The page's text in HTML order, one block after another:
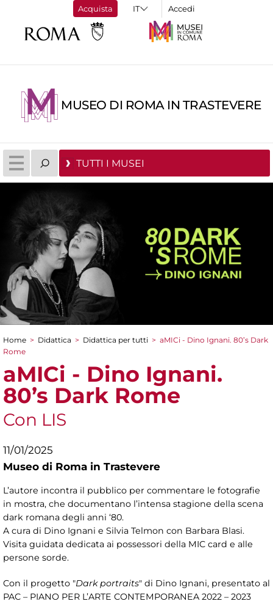
Acquista Accedi
MUSEO DI ROMA IN TRASTEVERE
TUTTI I MUSEI
Tu sei qui
Home > Didattica > Didattica per tutti > aMICi - Dino Ignani. 80’s Dark
Rome
aMICi - Dino Ignani.
80’s Dark Rome
Con LIS
11/01/2025
Museo di Roma in Trastevere
L’autore incontra il pubblico per commentare le fotografie
in mostra, che documentano l’intensa stagione della scena
dark romana degli anni ‘80.
A cura di Dino Ignani e Silvia Telmon con Barbara Blasi.
Visita guidata dedicata ai possessori della MIC card e alle
persone sorde.
Con il progetto "Dark portraits" di Dino Ignani, presentato al
PAC – PIANO PER L’ARTE CONTEMPORANEA 2022 – 2023